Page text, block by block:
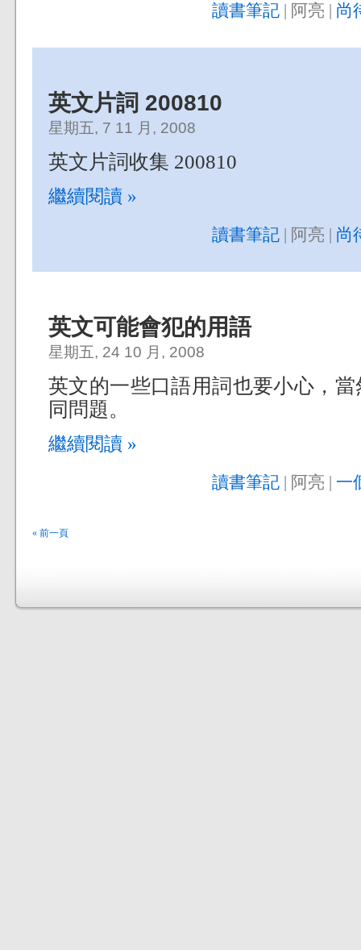
讀書筆記 | 阿亮 | 尚
英文片詞 200810
星期五, 7 11 月, 2008
英文片詞收集 200810
繼續閱讀 »
讀書筆記 | 阿亮 | 尚
英文可能會犯的用語
星期五, 24 10 月, 2008
英文的一些口語用詞也要小心，
同問題。
繼續閱讀 »
讀書筆記 | 阿亮 | 一
« 前一頁